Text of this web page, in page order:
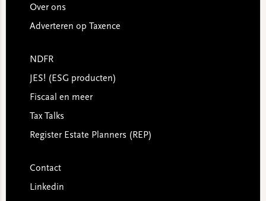
Over ons
Adverteren op Taxence
NDFR
JES! (ESG producten)
Fiscaal en meer
Tax Talks
Register Estate Planners (REP)
Contact
Linkedin